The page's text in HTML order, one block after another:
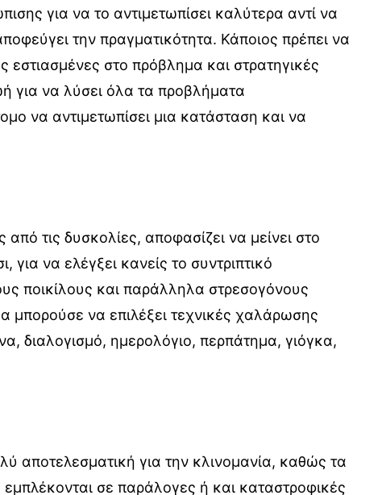
για να το αντιμετωπίσει καλύτερα αντί να
την πραγματικότητα. Κάποιος πρέπει να
εστιασμένες στο πρόβλημα και στρατηγικές
για να λύσει όλα τα προβλήματα
να αντιμετωπίσει μια κατάσταση και να
τις δυσκολίες, αποφασίζει να μείνει στο
για να ελέγξει κανείς το συντριπτικό
ποικίλους και παράλληλα στρεσογόνους
μπορούσε να επιλέξει τεχνικές χαλάρωσης
διαλογισμό, ημερολόγιο, περπάτημα, γιόγκα,
αποτελεσματική για την κλινομανία, καθώς τα
σε παράλογες ή και καταστροφικές